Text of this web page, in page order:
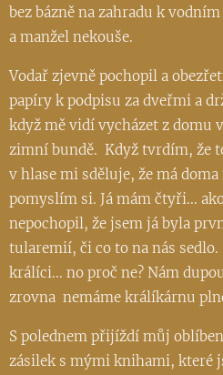
bez bázně na zahradu k
a manžel nekouše.
Vodař zjevně pochopil a
papíry k podpisu za dveřmi a
když mě vidí vycházet z domu
zimní bundě. Když tvrdím, že
v hlase mi sděluje, že má
pomyslím si. Já mám čtyři...
nepochopil, že jsem já byla
tularemií, či co to na nás
králíci... no proč ne? Nám
zrovna nemáme králíkárnu
S polednem přijíždí můj
zásilek s mými knihami, které